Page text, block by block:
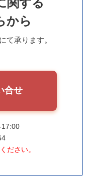
関する
から
て承ります。
合せ
17:00
ださい。